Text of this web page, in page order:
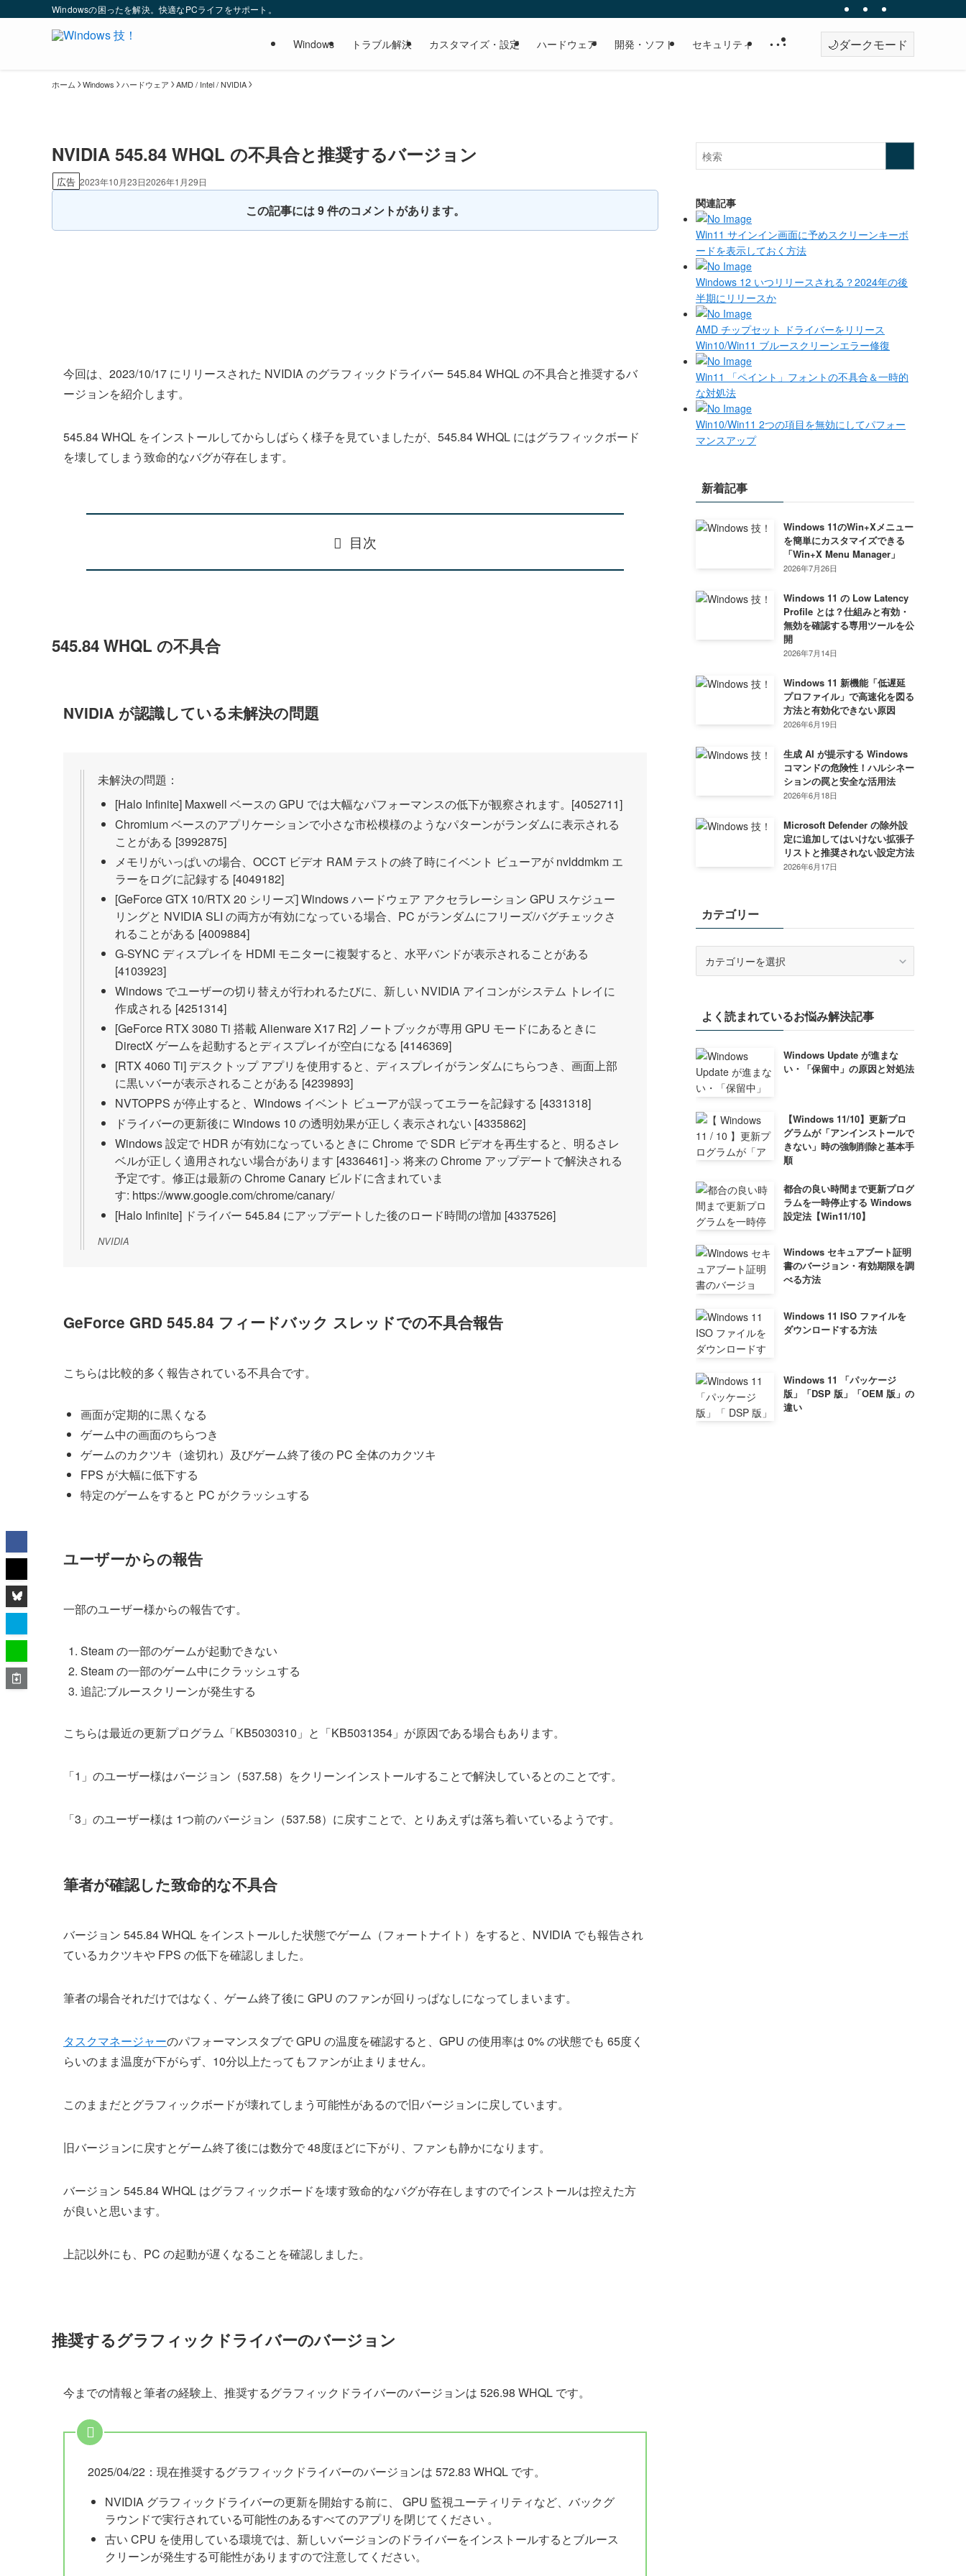
Windowsの困ったを解決。快適なPCライフをサポート。
Windows トラブル解決 カスタマイズ・設定 ハードウェア 開発・ソフト セキュリティ • • • 🌙ダークモード
ホーム Windows ハードウェア AMD / Intel / NVIDIA
NVIDIA 545.84 WHQL の不具合と推奨するバージョン
広告 2023年10月23日2026年1月29日
この記事には 9 件のコメントがあります。
今回は、2023/10/17 にリリースされた NVIDIA のグラフィックドライバー 545.84 WHQL の不具合と推奨するバ
ージョンを紹介します。
545.84 WHQL をインストールしてからしばらく様子を見ていましたが、545.84 WHQL にはグラフィックボード
を壊してしまう致命的なバグが存在します。
目次
545.84 WHQL の不具合
NVIDIA が認識している未解決の問題
未解決の問題：
[Halo Infinite] Maxwell ベースの GPU では大幅なパフォーマンスの低下が観察されます。[4052711]
Chromium ベースのアプリケーションで小さな市松模様のようなパターンがランダムに表示される
ことがある [3992875]
メモリがいっぱいの場合、OCCT ビデオ RAM テストの終了時にイベント ビューアが nvlddmkm エ
ラーをログに記録する [4049182]
[GeForce GTX 10/RTX 20 シリーズ] Windows ハードウェア アクセラレーション GPU スケジュー
リングと NVIDIA SLI の両方が有効になっている場合、PC がランダムにフリーズ/バグチェックさ
れることがある [4009884]
G-SYNC ディスプレイを HDMI モニターに複製すると、水平バンドが表示されることがある
[4103923]
Windows でユーザーの切り替えが行われるたびに、新しい NVIDIA アイコンがシステム トレイに
作成される [4251314]
[GeForce RTX 3080 Ti 搭載 Alienware X17 R2] ノートブックが専用 GPU モードにあるときに
DirectX ゲームを起動するとディスプレイが空白になる [4146369]
[RTX 4060 Ti] デスクトップ アプリを使用すると、ディスプレイがランダムにちらつき、画面上部
に黒いバーが表示されることがある [4239893]
NVTOPPS が停止すると、Windows イベント ビューアが誤ってエラーを記録する [4331318]
ドライバーの更新後に Windows 10 の透明効果が正しく表示されない [4335862]
Windows 設定で HDR が有効になっているときに Chrome で SDR ビデオを再生すると、明るさレ
ベルが正しく適用されない場合があります [4336461] -> 将来の Chrome アップデートで解決される
予定です。修正は最新の Chrome Canary ビルドに含まれていま
す: https://www.google.com/chrome/canary/
[Halo Infinite] ドライバー 545.84 にアップデートした後のロード時間の増加 [4337526]
NVIDIA
GeForce GRD 545.84 フィードバック スレッドでの不具合報告
こちらは比較的多く報告されている不具合です。
画面が定期的に黒くなる
ゲーム中の画面のちらつき
ゲームのカクツキ（途切れ）及びゲーム終了後の PC 全体のカクツキ
FPS が大幅に低下する
特定のゲームをすると PC がクラッシュする
ユーザーからの報告
一部のユーザー様からの報告です。
Steam の一部のゲームが起動できない
Steam の一部のゲーム中にクラッシュする
追記:ブルースクリーンが発生する
こちらは最近の更新プログラム「KB5030310」と「KB5031354」が原因である場合もあります。
「1」のユーザー様はバージョン（537.58）をクリーンインストールすることで解決しているとのことです。
「3」のユーザー様は 1つ前のバージョン（537.58）に戻すことで、とりあえずは落ち着いているようです。
筆者が確認した致命的な不具合
バージョン 545.84 WHQL をインストールした状態でゲーム（フォートナイト）をすると、NVIDIA でも報告され
ているカクツキや FPS の低下を確認しました。
筆者の場合それだけではなく、ゲーム終了後に GPU のファンが回りっぱなしになってしまいます。
タスクマネージャーのパフォーマンスタブで GPU の温度を確認すると、GPU の使用率は 0% の状態でも 65度く
らいのまま温度が下がらず、10分以上たってもファンが止まりません。
このままだとグラフィックボードが壊れてしまう可能性があるので旧バージョンに戻しています。
旧バージョンに戻すとゲーム終了後には数分で 48度ほどに下がり、ファンも静かになります。
バージョン 545.84 WHQL はグラフィックボードを壊す致命的なバグが存在しますのでインストールは控えた方
が良いと思います。
上記以外にも、PC の起動が遅くなることを確認しました。
推奨するグラフィックドライバーのバージョン
今までの情報と筆者の経験上、推奨するグラフィックドライバーのバージョンは 526.98 WHQL です。
2025/04/22：現在推奨するグラフィックドライバーのバージョンは 572.83 WHQL です。
NVIDIA グラフィックドライバーの更新を開始する前に、 GPU 監視ユーティリティなど、バックグ
ラウンドで実行されている可能性のあるすべてのアプリを閉じてください 。
古い CPU を使用している環境では、新しいバージョンのドライバーをインストールするとブルース
クリーンが発生する可能性がありますので注意してください。
関連記事
Win11 サインイン画面に予めスクリーンキーボ
ードを表示しておく方法
Windows 12 いつリリースされる？2024年の後
半期にリリースか
AMD チップセット ドライバーをリリース
Win10/Win11 ブルースクリーンエラー修復
Win11 「ペイント」フォントの不具合＆一時的
な対処法
Win10/Win11 2つの項目を無効にしてパフォー
マンスアップ
新着記事
Windows 11のWin+Xメニュー
を簡単にカスタマイズできる
「Win+X Menu Manager」
2026年7月26日
Windows 11 の Low Latency
Profile とは？仕組みと有効・
無効を確認する専用ツールを公
開
2026年7月14日
Windows 11 新機能「低遅延
プロファイル」で高速化を図る
方法と有効化できない原因
2026年6月19日
生成 AI が提示する Windows
コマンドの危険性！ハルシネー
ションの罠と安全な活用法
2026年6月18日
Microsoft Defender の除外設
定に追加してはいけない拡張子
リストと推奨されない設定方法
2026年6月17日
カテゴリー
ーよく読まれているお悩み解決記事
Windows Update が進まな
い・「保留中」の原因と対処法
【Windows 11/10】更新プロ
グラムが「アンインストールで
きない」時の強制削除と基本手
順
都合の良い時間まで更新プログ
ラムを一時停止する Windows
設定法【Win11/10】
Windows セキュアブート証明
書のバージョン・有効期限を調
べる方法
Windows 11 ISO ファイルを
ダウンロードする方法
Windows 11 「パッケージ
版」「DSP 版」「OEM 版」の
違い